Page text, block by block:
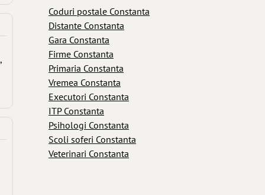
Coduri postale Constanta
Distante Constanta
Gara Constanta
Firme Constanta
Primaria Constanta
Vremea Constanta
Executori Constanta
ITP Constanta
Psihologi Constanta
Scoli soferi Constanta
Veterinari Constanta